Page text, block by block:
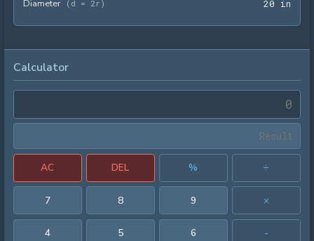
Diameter ( d = 2r ) 20 in
Calculator
AC DEL % ÷
7 8 9 ×
4 5 6 -